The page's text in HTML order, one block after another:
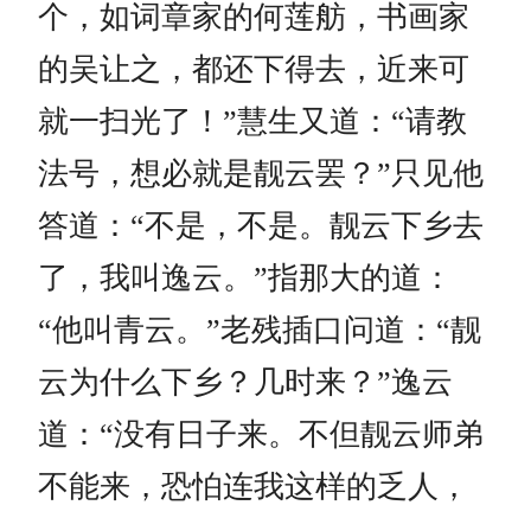
个，如词章家的何莲舫，书画家
的吴让之，都还下得去，近来可
就一扫光了！”慧生又道：“请教
法号，想必就是靓云罢？”只见他
答道：“不是，不是。靓云下乡去
了，我叫逸云。”指那大的道：
“他叫青云。”老残插口问道：“靓
云为什么下乡？几时来？”逸云
道：“没有日子来。不但靓云师弟
不能来，恐怕连我这样的乏人，